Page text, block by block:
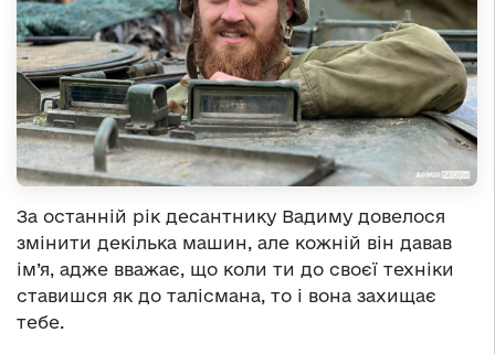
За останній рік десантнику Вадиму довелося
змінити декілька машин, але кожній він давав
ім’я, адже вважає, що коли ти до своєї техніки
ставишся як до талісмана, то і вона захищає
тебе.